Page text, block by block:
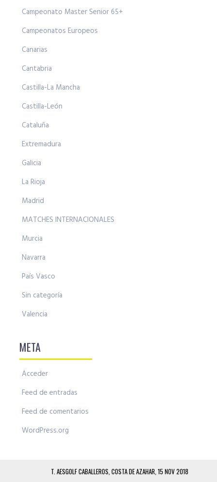
Campeonato Master Senior 65+
Campeonatos Europeos
Canarias
Cantabria
Castilla-La Mancha
Castilla-León
Cataluña
Extremadura
Galicia
La Rioja
Madrid
MATCHES INTERNACIONALES
Murcia
Navarra
País Vasco
Sin categoría
Valencia
META
Acceder
Feed de entradas
Feed de comentarios
WordPress.org
T. AESGOLF CABALLEROS, COSTA DE AZAHAR, 15 NOV 2018